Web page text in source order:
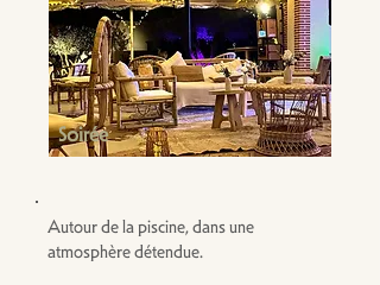
Soirée
Autour de la piscine, dans une
atmosphère détendue.